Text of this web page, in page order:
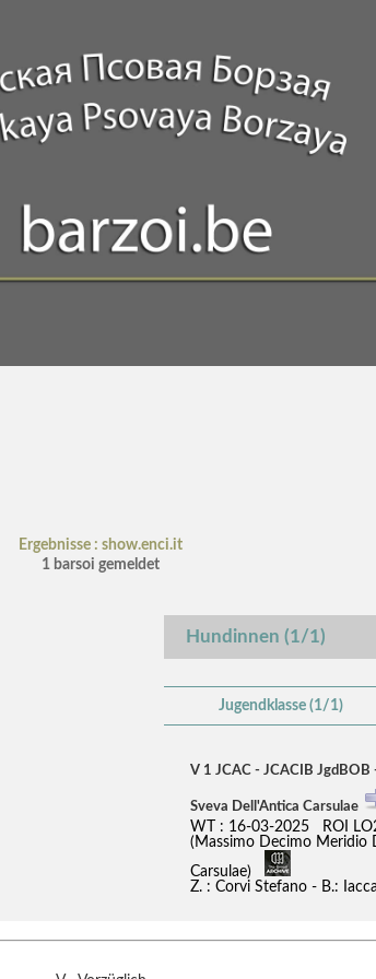
Ergebnisse : show.enci.it
1 barsoi gemeldet
Hundinnen (1/1)
Jugendklasse (1/1)
V 1 JCAC - JCACIB JgdBOB
Sveva Dell'Antica Carsulae
WT : 16-03-2025 ROI
(Massimo Decimo Meridio
Carsulae)
Z. : Corvi Stefano - B.: